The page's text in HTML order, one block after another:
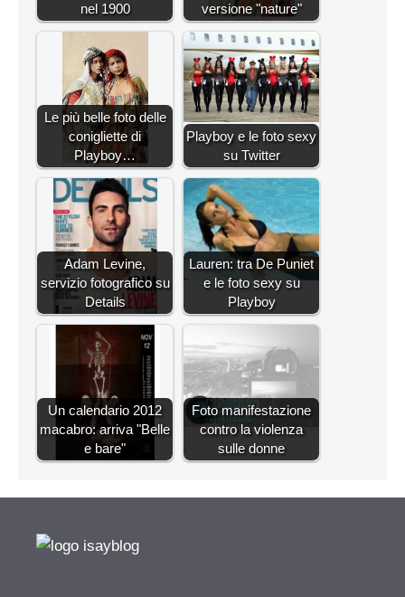
nel 1900
versione "nature"
Le più belle foto delle
conigliette di
Playboy…
Playboy e le foto sexy
su Twitter
Adam Levine,
servizio fotografico su
Details
Lauren: tra De Puniet
e le foto sexy su
Playboy
Un calendario 2012
macabro: arriva "Belle
e bare"
Foto manifestazione
contro la violenza
sulle donne